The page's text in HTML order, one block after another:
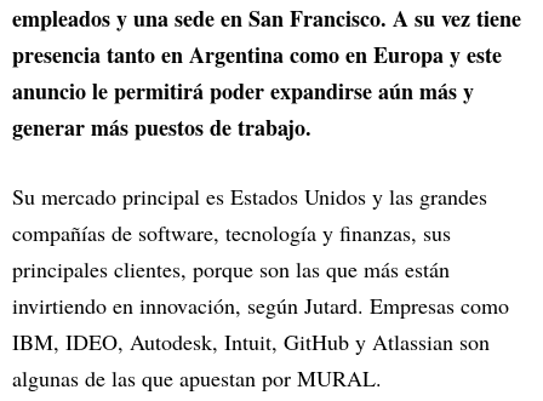
empleados y una sede en San Francisco. A su vez tiene
presencia tanto en Argentina como en Europa y este
anuncio le permitirá poder expandirse aún más y
generar más puestos de trabajo.
Su mercado principal es Estados Unidos y las grandes
compañías de software, tecnología y finanzas, sus
principales clientes, porque son las que más están
invirtiendo en innovación, según Jutard. Empresas como
IBM, IDEO, Autodesk, Intuit, GitHub y Atlassian son
algunas de las que apuestan por MURAL.